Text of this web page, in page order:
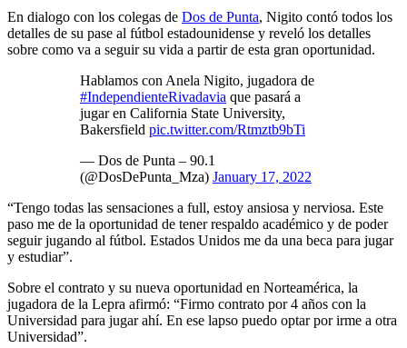
En dialogo con los colegas de Dos de Punta, Nigito contó todos los
detalles de su pase al fútbol estadounidense y reveló los detalles
sobre como va a seguir su vida a partir de esta gran oportunidad.
Hablamos con Anela Nigito, jugadora de
#IndependienteRivadavia que pasará a
jugar en California State University,
Bakersfield pic.twitter.com/Rtmztb9bTi
— Dos de Punta – 90.1
(@DosDePunta_Mza) January 17, 2022
“Tengo todas las sensaciones a full, estoy ansiosa y nerviosa. Este
paso me de la oportunidad de tener respaldo académico y de poder
seguir jugando al fútbol. Estados Unidos me da una beca para jugar
y estudiar”.
Sobre el contrato y su nueva oportunidad en Norteamérica, la
jugadora de la Lepra afirmó: “Firmo contrato por 4 años con la
Universidad para jugar ahí. En ese lapso puedo optar por irme a otra
Universidad”.